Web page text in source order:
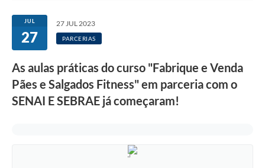
Transparência
Editais
Diário Oficial
Conselhos
Contato
JUL
27
27 JUL 2023
PARCERIAS
As aulas práticas do curso "Fabrique e Venda
Pães e Salgados Fitness" em parceria com o
SENAI E SEBRAE já começaram!